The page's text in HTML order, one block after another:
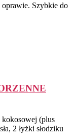
Szybkie do
(plus
2 łyżki słodziku